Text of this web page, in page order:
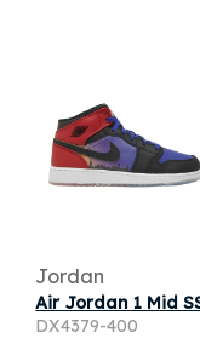
Jordan
DX4379-400